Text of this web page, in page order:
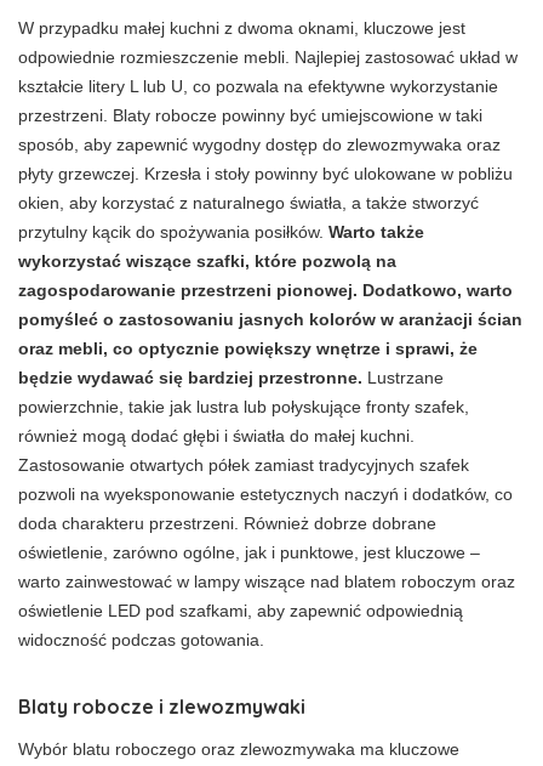
W przypadku małej kuchni z dwoma oknami, kluczowe jest
odpowiednie rozmieszczenie mebli. Najlepiej zastosować układ w
kształcie litery L lub U, co pozwala na efektywne wykorzystanie
przestrzeni. Blaty robocze powinny być umiejscowione w taki
sposób, aby zapewnić wygodny dostęp do zlewozmywaka oraz
płyty grzewczej. Krzesła i stoły powinny być ulokowane w pobliżu
okien, aby korzystać z naturalnego światła, a także stworzyć
przytulny kącik do spożywania posiłków. Warto także
wykorzystać wiszące szafki, które pozwolą na
zagospodarowanie przestrzeni pionowej. Dodatkowo, warto
pomyśleć o zastosowaniu jasnych kolorów w aranżacji ścian
oraz mebli, co optycznie powiększy wnętrze i sprawi, że
będzie wydawać się bardziej przestronne. Lustrzane
powierzchnie, takie jak lustra lub połyskujące fronty szafek,
również mogą dodać głębi i światła do małej kuchni.
Zastosowanie otwartych półek zamiast tradycyjnych szafek
pozwoli na wyeksponowanie estetycznych naczyń i dodatków, co
doda charakteru przestrzeni. Również dobrze dobrane
oświetlenie, zarówno ogólne, jak i punktowe, jest kluczowe –
warto zainwestować w lampy wiszące nad blatem roboczym oraz
oświetlenie LED pod szafkami, aby zapewnić odpowiednią
widoczność podczas gotowania.
Blaty robocze i zlewozmywaki
Wybór blatu roboczego oraz zlewozmywaka ma kluczowe